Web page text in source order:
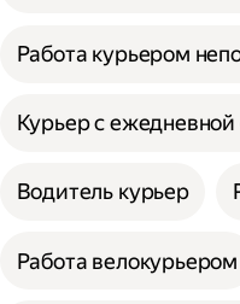
Работа курьером
Курьер с ежедневной
Водитель курьер
Работа велокурьером